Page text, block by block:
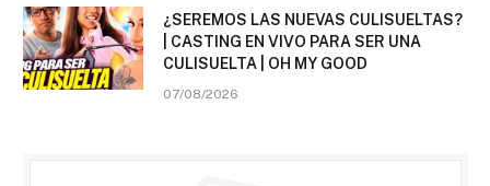
¿SEREMOS LAS NUEVAS CULISUELTAS?
| CASTING EN VIVO PARA SER UNA
CULISUELTA | OH MY GOOD
07/08/2026